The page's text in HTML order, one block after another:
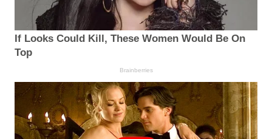
If Looks Could Kill, These Women Would Be On
Top
Brainberries